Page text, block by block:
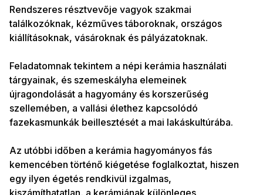
Rendszeres résztvevője vagyok szakmai
találkozóknak, kézműves táboroknak, országos
kiállításoknak, vásároknak és pályázatoknak.
Feladatomnak tekintem a népi kerámia használati
tárgyainak, és szemeskályha elemeinek
újragondolását a hagyomány és korszerűség
szellemében, a vallási élethez kapcsolódó
fazekasmunkák beillesztését a mai lakáskultúrába.
Az utóbbi időben a kerámia hagyományos fás
kemencében történő kiégetése foglalkoztat, hiszen
egy ilyen égetés rendkivül izgalmas,
kiszámíthatatlan, a kerámiának különleges